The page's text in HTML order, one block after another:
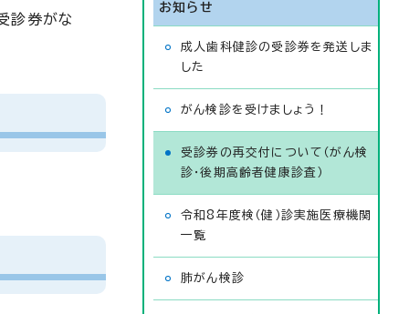
診券がな
お知らせ
成人歯科健診の受診券を発送しま
した
がん検診を受けましょう！
受診券の再交付について（がん検
診・後期高齢者健康診査）
令和8年度検（健）診実施医療機関
一覧
肺がん検診